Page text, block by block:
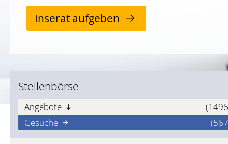
Inserat aufgeben
Stellenbörse
Angebote
Gesuche